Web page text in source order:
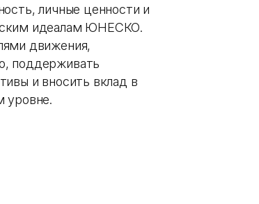
личные ценности и
идеалам ЮНЕСКО.
движения,
поддерживать
и вносить вклад в
уровне.